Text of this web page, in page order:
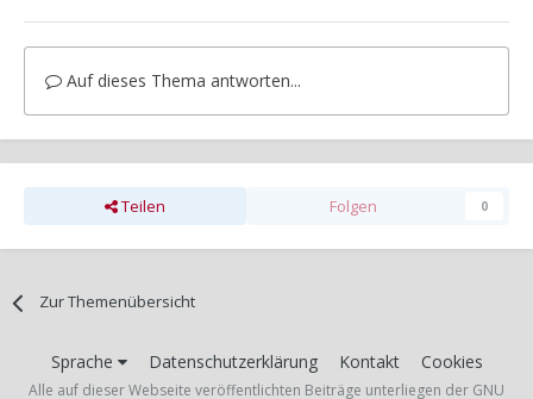
Auf dieses Thema antworten...
Teilen Folgen 0
Zur Themenübersicht
Sprache Datenschutzerklärung Kontakt Cookies
Alle auf dieser Webseite veröffentlichten Beiträge unterliegen der GNU